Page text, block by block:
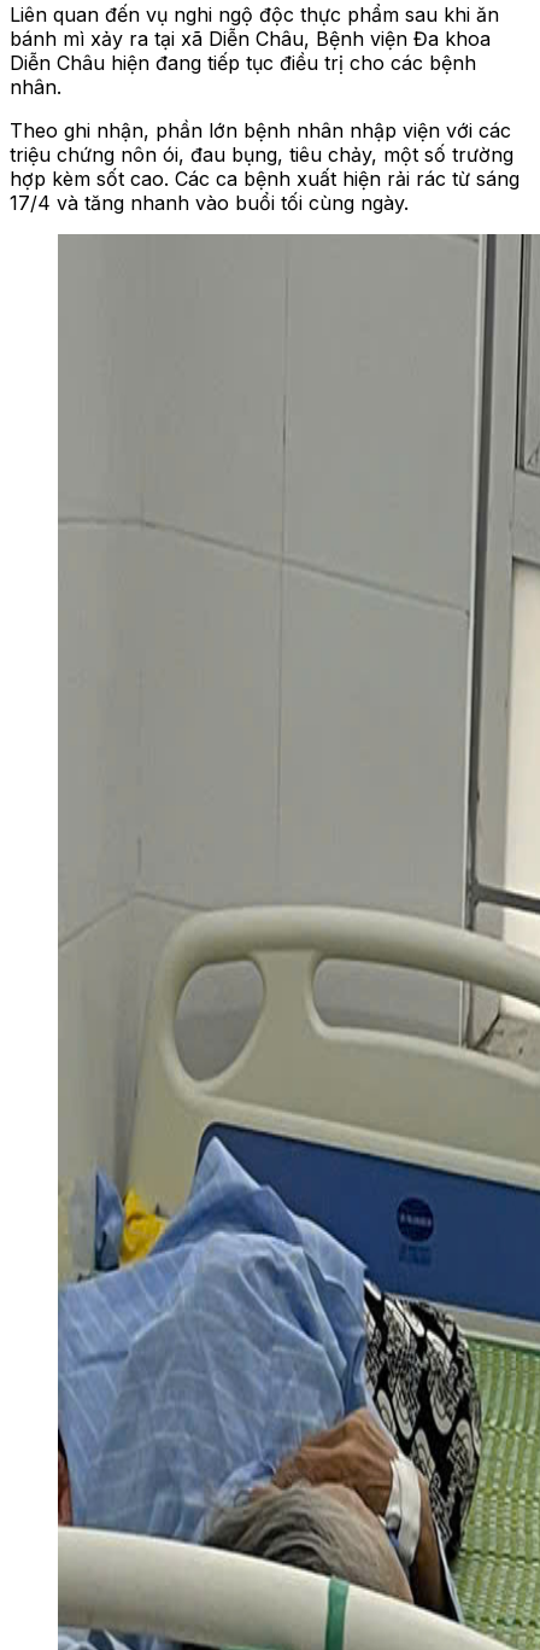
Liên quan đến vụ nghi ngộ độc thực phẩm sau khi ăn
bánh mì xảy ra tại xã Diễn Châu, Bệnh viện Đa khoa
Diễn Châu hiện đang tiếp tục điều trị cho các bệnh
nhân.
Theo ghi nhận, phần lớn bệnh nhân nhập viện với các
triệu chứng nôn ói, đau bụng, tiêu chảy, một số trường
hợp kèm sốt cao. Các ca bệnh xuất hiện rải rác từ sáng
17/4 và tăng nhanh vào buổi tối cùng ngày.